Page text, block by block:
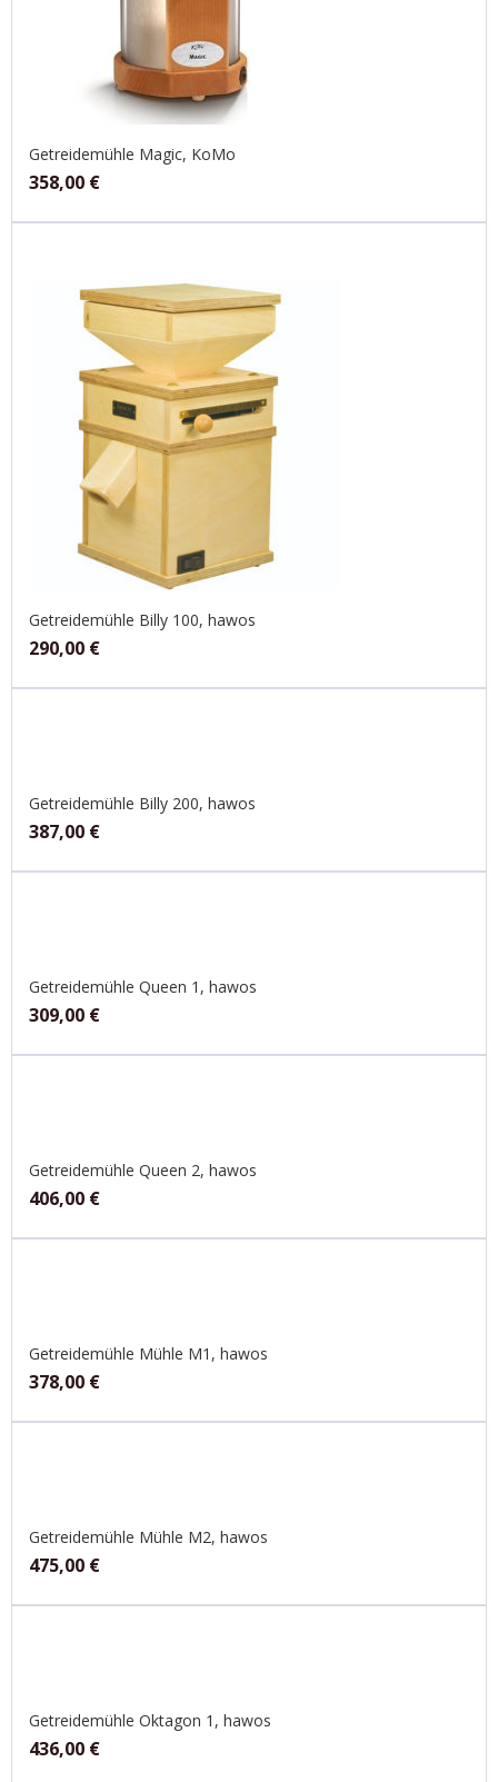
Getreidemühle Magic, KoMo
358,00 €
Getreidemühle Billy 100, hawos
290,00 €
Getreidemühle Billy 200, hawos
387,00 €
Getreidemühle Queen 1, hawos
309,00 €
Getreidemühle Queen 2, hawos
406,00 €
Getreidemühle Mühle M1, hawos
378,00 €
Getreidemühle Mühle M2, hawos
475,00 €
Getreidemühle Oktagon 1, hawos
436,00 €